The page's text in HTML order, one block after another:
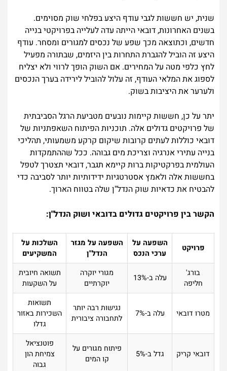
שנית, יש חששות לגבי עודף היצע בפלחי שוק מסוימים.
בשנים האחרונות, דובאי הייתה עדה לעלייה בפרויקטי בנייה
חדשים, וכתוצאה מכך שפע של נכסים למגורים ומסחר. עודף
היצע זה הוביל להגברת התחרות בין היזמים, שבתורה מפעיל
לחץ כלפי מטה על המחירים. אם השוק הופך לרווי ולא יצליח
לספוג את המלאי העודף, זה עלול להוביל לירידה בערך הנכסים
ולערער את היציבות בשוק.
יתר על כן, חששות קיימות נובעים מטביעת הרגל הסביבתית
של פרויקטים גדולים אלה. תוכניות הפיתוח השאפתניות של
דובאי כוללות לעתים קרובות שיקום קרקע משמעותי, תהליכי
בנייה עתירי אנרגיה וצריכת מים גבוהה. ככל שההתמקדות
העולמית בפרקטיקות ברות קיימא תגבר, דובאי תצטרך לטפל
בחששות אלה ולאמץ אסטרטגיות ידידותיות יותר לסביבה כדי
להבטיח את כדאיות שוק הנדל"ן שלה בטווח הארוך.
הקשר בין פרויקטים גדולים בדובאי ושוק הנדל"ן:
פרויקט
השפעה על
ערכי הנכס
השפעה על מגזר
הנדל"ן
השלכות על
המשקיעים
בורג'
חליפה
עלה ב-13%
מגורי יוקרה
יוקרתיים
תשואה חיובית
על השקעות
מטרו דובאי עלה ב-7%
נגישות רבה יותר
לתחבורה ציבורית
תשואות
השכירות באזור
גדלו
דובאי קריק גדל ב-5%
פיתוח מגורים על
קו המים
פוטנציאל
צמיחת הון
גבוה